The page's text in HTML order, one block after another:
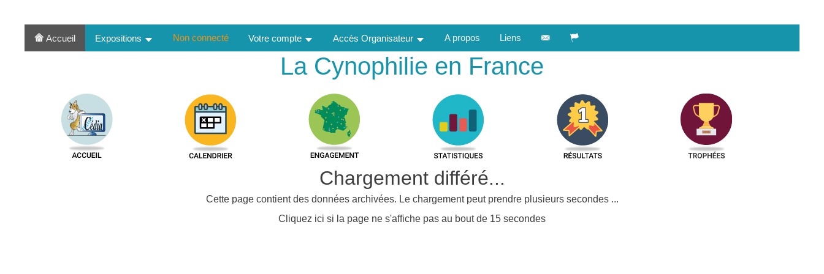
Accueil Expositions Non connecté Votre compte Accès Organisateur A propos Liens
La Cynophilie en France
Chargement différé...
Cette page contient des données archivées. Le chargement peut prendre plusieurs secondes ...
Cliquez ici si la page ne s'affiche pas au bout de 15 secondes